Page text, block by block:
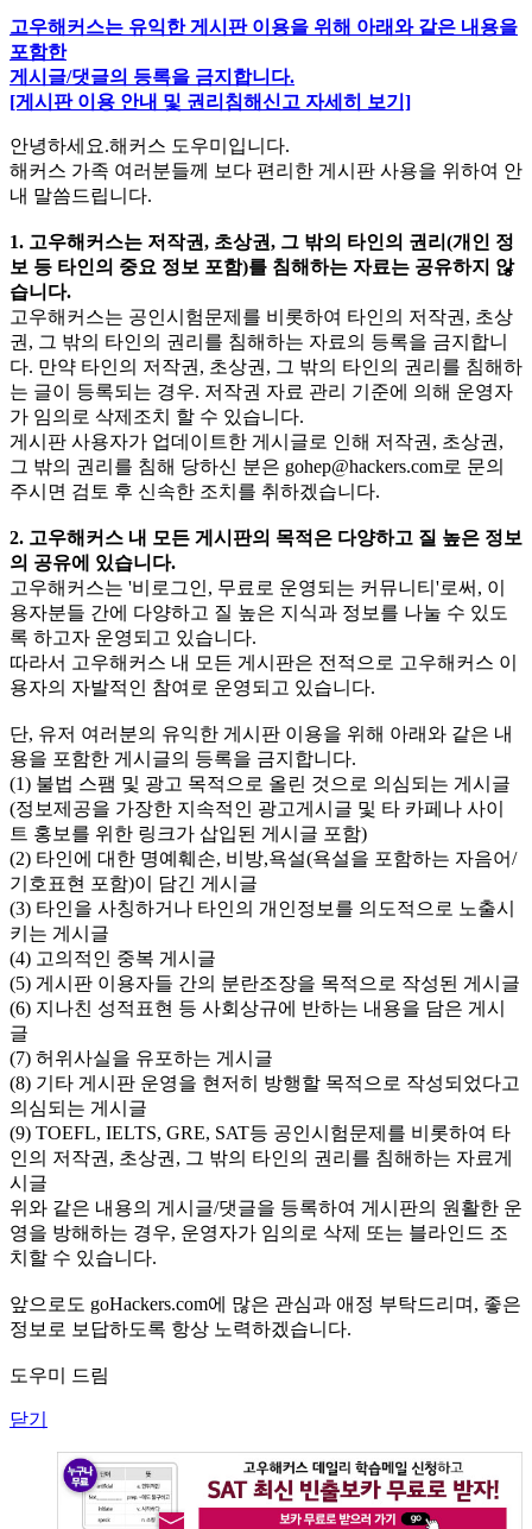
고우해커스는 유익한 게시판 이용을 위해 아래와 같은 내용을
포함한
게시글/댓글의 등록을 금지합니다.
[게시판 이용 안내 및 권리침해신고 자세히 보기]
안녕하세요.해커스 도우미입니다.
해커스 가족 여러분들께 보다 편리한 게시판 사용을 위하여 안
내 말씀드립니다.
1. 고우해커스는 저작권, 초상권, 그 밖의 타인의 권리(개인 정
보 등 타인의 중요 정보 포함)를 침해하는 자료는 공유하지 않
습니다.
고우해커스는 공인시험문제를 비롯하여 타인의 저작권, 초상
권, 그 밖의 타인의 권리를 침해하는 자료의 등록을 금지합니
다. 만약 타인의 저작권, 초상권, 그 밖의 타인의 권리를 침해하
는 글이 등록되는 경우. 저작권 자료 관리 기준에 의해 운영자
가 임의로 삭제조치 할 수 있습니다.
게시판 사용자가 업데이트한 게시글로 인해 저작권, 초상권,
그 밖의 권리를 침해 당하신 분은 gohep@hackers.com로 문의
주시면 검토 후 신속한 조치를 취하겠습니다.
2. 고우해커스 내 모든 게시판의 목적은 다양하고 질 높은 정보
의 공유에 있습니다.
고우해커스는 '비로그인, 무료로 운영되는 커뮤니티'로써, 이
용자분들 간에 다양하고 질 높은 지식과 정보를 나눌 수 있도
록 하고자 운영되고 있습니다.
따라서 고우해커스 내 모든 게시판은 전적으로 고우해커스 이
용자의 자발적인 참여로 운영되고 있습니다.
단, 유저 여러분의 유익한 게시판 이용을 위해 아래와 같은 내
용을 포함한 게시글의 등록을 금지합니다.
(1) 불법 스팸 및 광고 목적으로 올린 것으로 의심되는 게시글
(정보제공을 가장한 지속적인 광고게시글 및 타 카페나 사이
트 홍보를 위한 링크가 삽입된 게시글 포함)
(2) 타인에 대한 명예훼손, 비방,욕설(욕설을 포함하는 자음어/
기호표현 포함)이 담긴 게시글
(3) 타인을 사칭하거나 타인의 개인정보를 의도적으로 노출시
키는 게시글
(4) 고의적인 중복 게시글
(5) 게시판 이용자들 간의 분란조장을 목적으로 작성된 게시글
(6) 지나친 성적표현 등 사회상규에 반하는 내용을 담은 게시
글
(7) 허위사실을 유포하는 게시글
(8) 기타 게시판 운영을 현저히 방행할 목적으로 작성되었다고
의심되는 게시글
(9) TOEFL, IELTS, GRE, SAT등 공인시험문제를 비롯하여 타
인의 저작권, 초상권, 그 밖의 타인의 권리를 침해하는 자료게
시글
위와 같은 내용의 게시글/댓글을 등록하여 게시판의 원활한 운
영을 방해하는 경우, 운영자가 임의로 삭제 또는 블라인드 조
치할 수 있습니다.
앞으로도 goHackers.com에 많은 관심과 애정 부탁드리며, 좋은
정보로 보답하도록 항상 노력하겠습니다.
도우미 드림
닫기